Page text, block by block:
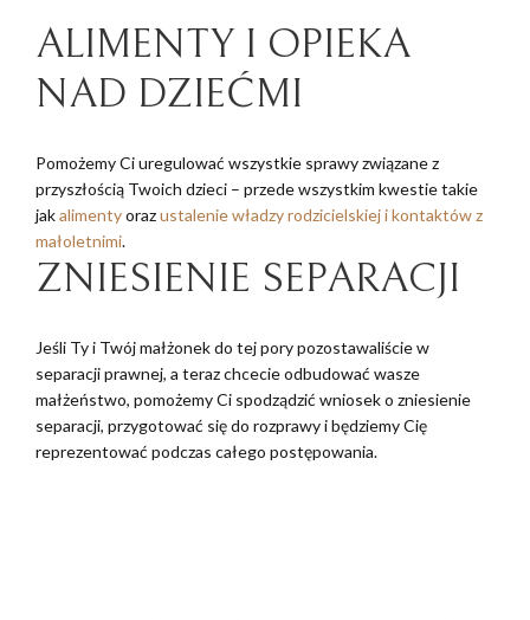
ALIMENTY I OPIEKA
NAD DZIEĆMI
Pomożemy Ci uregulować wszystkie sprawy związane z
przyszłością Twoich dzieci – przede wszystkim kwestie takie
jakalimentyorazustalenie władzy rodzicielskiej i kontaktów z
małoletnimi.
ZNIESIENIE SEPARACJI
Jeśli Ty i Twój małżonek do tej pory pozostawaliście w
separacji prawnej, a teraz chcecie odbudować wasze
małżeństwo, pomożemy Ci spodządzić wniosek o zniesienie
separacji, przygotować się do rozprawy i będziemy Cię
reprezentować podczas całego postępowania.